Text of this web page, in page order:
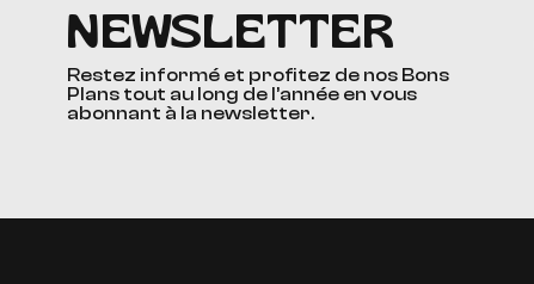
NEWSLETTER
Restez informé et profitez de nos Bons
Plans tout au long de l’année en vous
abonnant à la newsletter.